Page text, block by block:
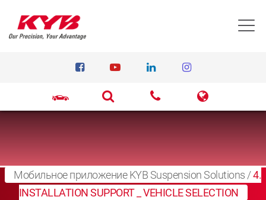
Мобильное приложение KYB Suspension Solutions /4.
INSTALLATION SUPPORT _ VEHICLE SELECTION